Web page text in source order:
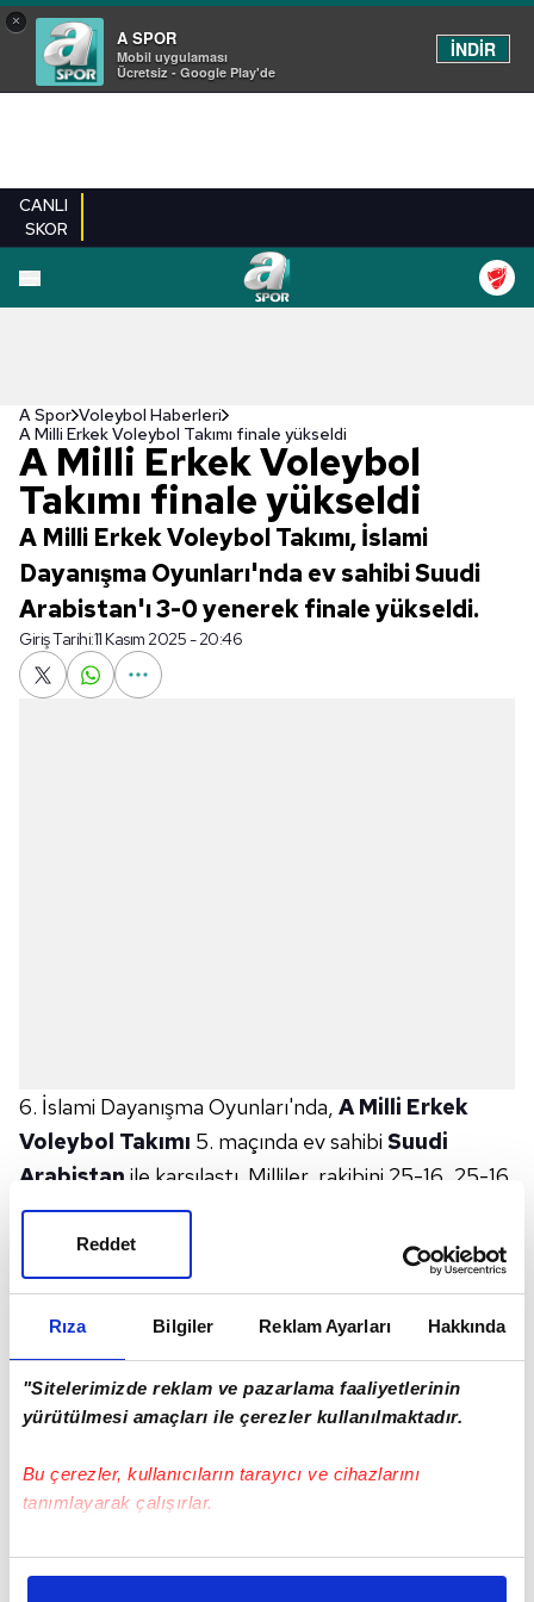
Rıza Bilgiler Reklam Ayarları Hakkında
"Sitelerimizde reklam ve pazarlama faaliyetlerinin
yürütülmesi amaçları ile çerezler kullanılmaktadır.
Bu çerezler, kullanıcıların tarayıcı ve cihazlarını
tanımlayarak çalışırlar.
Bu çerezlere izin vermeniz halinde sizlere özel
Reddet
×
A SPOR
Mobil uygulaması
Ücretsiz - Google Play'de
İNDİR
CANLI
SKOR
A Spor Voleybol Haberleri
A Milli Erkek Voleybol Takımı finale yükseldi
A Milli Erkek Voleybol
Takımı finale yükseldi
A Milli Erkek Voleybol Takımı, İslami
Dayanışma Oyunları'nda ev sahibi Suudi
Arabistan'ı 3-0 yenerek finale yükseldi.
Giriş Tarihi:11 Kasım 2025 - 20:46
6. İslami Dayanışma Oyunları'nda, A Milli Erkek
Voleybol Takımı 5. maçında ev sahibi Suudi
Arabistan ile karşılaştı. Milliler, rakibini 25-16, 25-16
ve 27-25'lik setlerle 3-0 mağlup etti ve 4.
galibiyetini elde etti.
Bu sonuçla finale yükselen Ay-yıldızlılar, 13 Kasım
Perşembe günü altın madalya mücadelesi verecek.
🇹🇷Erkek Voleybol Takımımız, 6. İslami Dayanışma
Arabistan&#39;ı 3-0 yenerek 4. galibiyetini elde etti
ve finalde İran&#39;ın rakibi oldu.